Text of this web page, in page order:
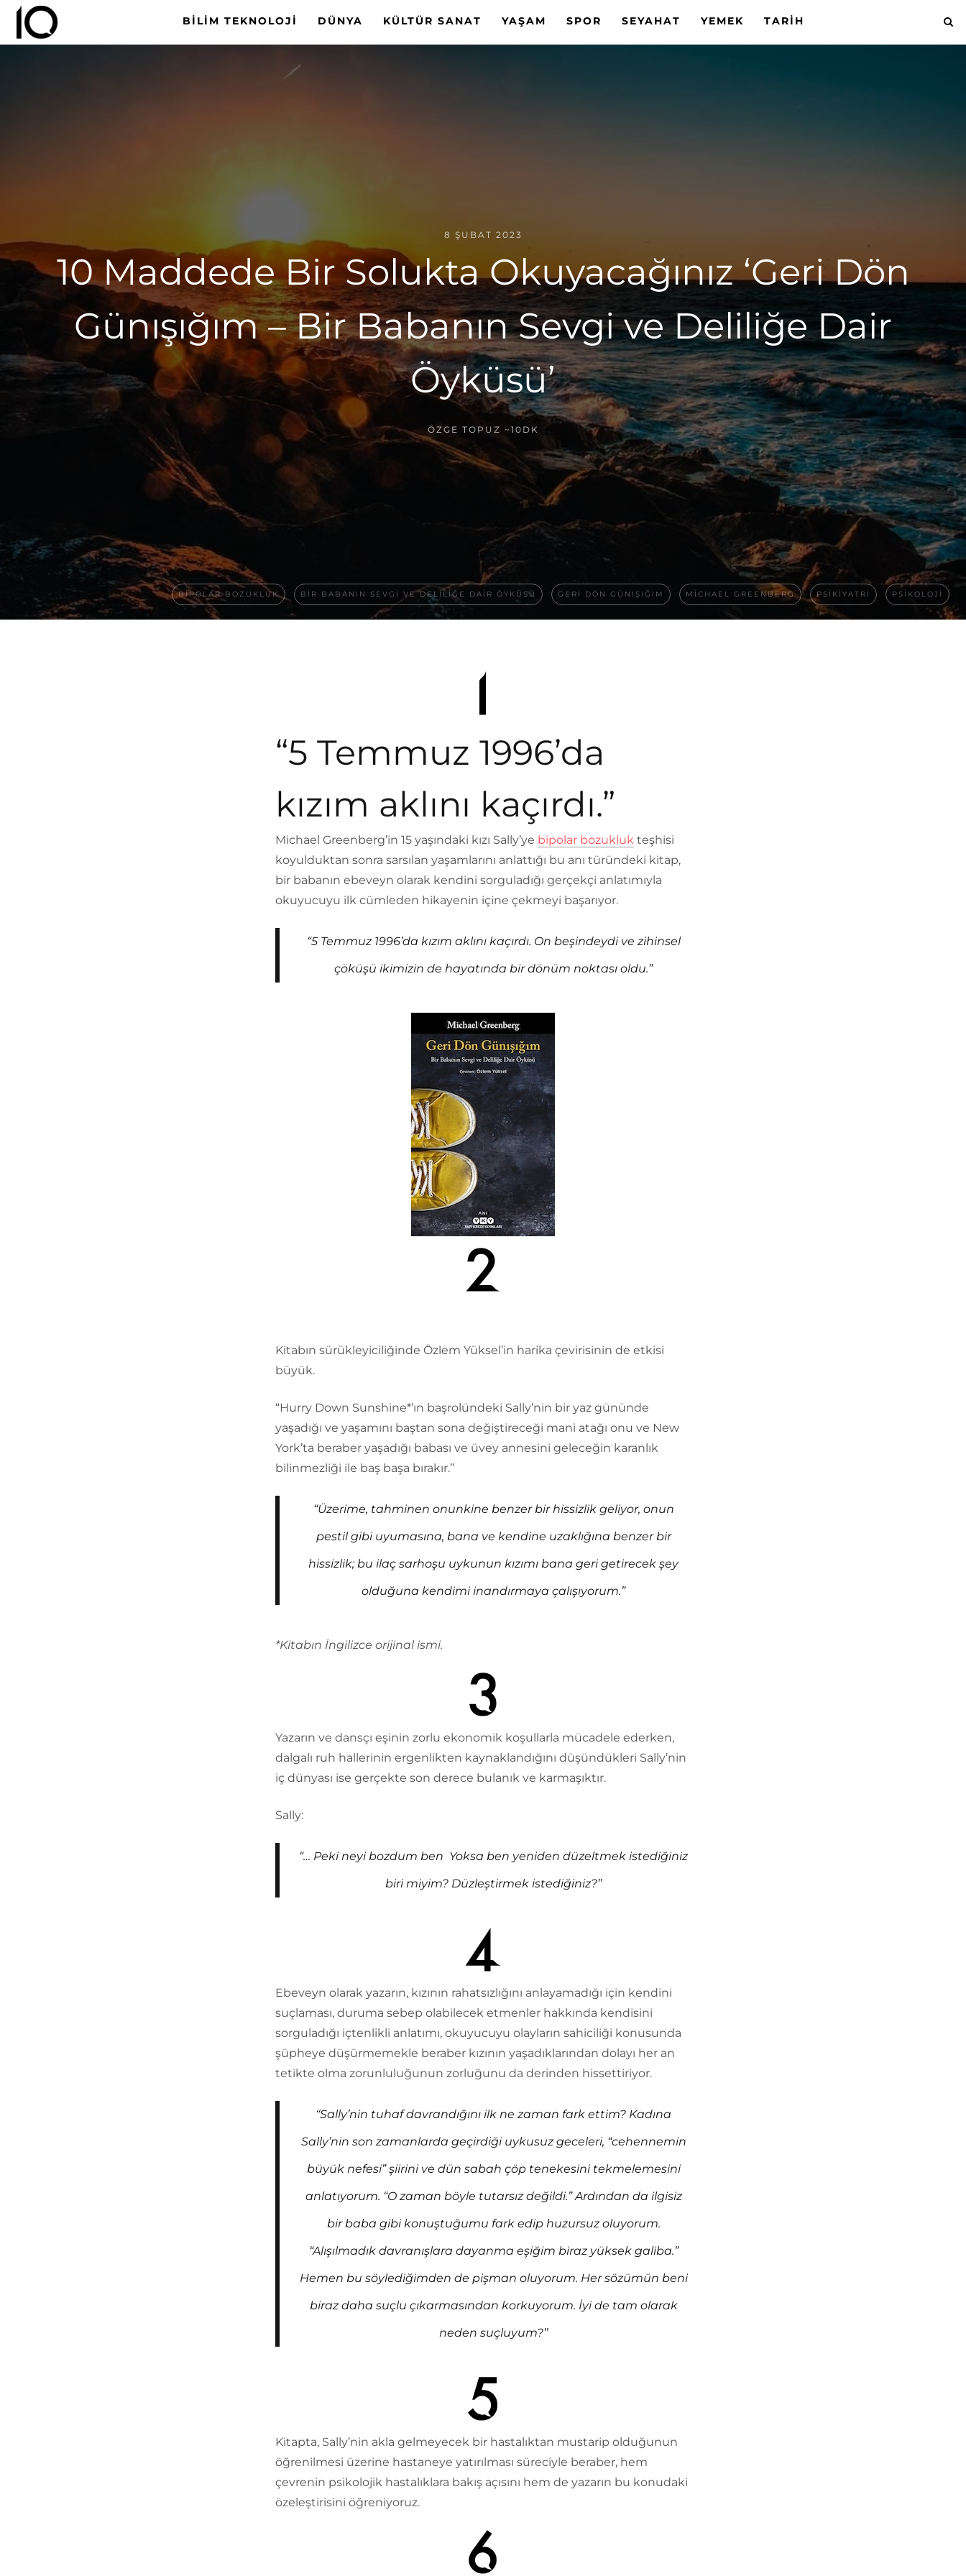
BILIM TEKNOLOJI DÜNYA KÜLTÜR SANAT YAŞAM SPOR SEYAHAT YEMEK TARIH
8 ŞUBAT 2023
10 Maddede Bir Solukta Okuyacağınız ‘Geri Dön
Günışığım – Bir Babanın Sevgi ve Deliliğe Dair
Öyküsü’
ÖZGE TOPUZ ~10DK
BIPOLAR BOZUKLUK BIR BABANIN SEVGI VE DELILIĞE DAIR ÖYKÜSÜ GERI DÖN GÜNIŞIĞIM MICHAEL GREENBERG PSIKIYATRI PSIKOLOJI
“5 Temmuz 1996’da
kızım aklını kaçırdı.”
Michael Greenberg’in 15 yaşındaki kızı Sally’ye bipolar bozuklukteşhisi
koyulduktan sonra sarsılan yaşamlarını anlattığı bu anı türündeki kitap,
bir babanın ebeveyn olarak kendini sorguladığı gerçekçi anlatımıyla
okuyucuyu ilk cümleden hikayenin içine çekmeyi başarıyor.
“5 Temmuz 1996’da kızım aklını kaçırdı. On beşindeydi ve zihinsel
çöküşü ikimizin de hayatında bir dönüm noktası oldu.”
Kitabın sürükleyiciliğinde Özlem Yüksel’in harika çevirisinin de etkisi
büyük.
“Hurry Down Sunshine*’ın başrolündeki Sally’nin bir yaz gününde
yaşadığı ve yaşamını baştan sona değiştireceği mani atağı onu ve New
York’ta beraber yaşadığı babası ve üvey annesini geleceğin karanlık
bilinmezliği ile baş başa bırakır.’’
“Üzerime, tahminen onunkine benzer bir hissizlik geliyor, onun
pestil gibi uyumasına, bana ve kendine uzaklığına benzer bir
hissizlik; bu ilaç sarhoşu uykunun kızımı bana geri getirecek şey
olduğuna kendimi inandırmaya çalışıyorum.”
*Kitabın İngilizce orijinal ismi.
Yazarın ve dansçı eşinin zorlu ekonomik koşullarla mücadele ederken,
dalgalı ruh hallerinin ergenlikten kaynaklandığını düşündükleri Sally’nin
iç dünyası ise gerçekte son derece bulanık ve karmaşıktır.
Sally:
“… Peki neyi bozdum ben Yoksa ben yenidendüzeltmek istediğiniz
biri miyim? Düzleştirmek istediğiniz?’’
Ebeveyn olarak yazarın, kızının rahatsızlığını anlayamadığı için kendini
suçlaması, duruma sebep olabilecek etmenler hakkında kendisini
sorguladığı içtenlikli anlatımı, okuyucuyu olayların sahiciliği konusunda
şüpheye düşürmemekle beraber kızının yaşadıklarından dolayı her an
tetikte olma zorunluluğunun zorluğunu da derinden hissettiriyor.
‘‘Sally’nin tuhaf davrandığını ilk ne zaman fark ettim? Kadına
Sally’nin son zamanlarda geçirdiği uykusuz geceleri, “cehennemin
büyük nefesi” şiirini ve dün sabah çöp tenekesini tekmelemesini
anlatıyorum. “O zaman böyle tutarsız değildi.” Ardından da ilgisiz
bir baba gibi konuştuğumu fark edip huzursuz oluyorum.
“Alışılmadık davranışlara dayanma eşiğim biraz yüksek galiba.”
Hemen bu söylediğimden de pişman oluyorum. Her sözümün beni
biraz daha suçlu çıkarmasından korkuyorum. İyi de tam olarak
neden suçluyum?’’
Kitapta, Sally’nin akla gelmeyecek bir hastalıktan mustarip olduğunun
öğrenilmesi üzerine hastaneye yatırılması süreciyle beraber, hem
çevrenin psikolojik hastalıklara bakış açısını hem de yazarın bu konudaki
özeleştirisini öğreniyoruz.